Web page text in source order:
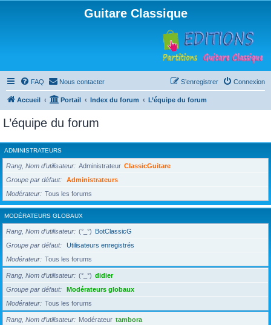
Guitare Classique
FAQ Nous contacter Connexion
S’enregistrer
Accueil Portail Index du forum L’équipe du forum
L’équipe du forum
ADMINISTRATEURS
Rang, Nom d’utilisateur Administrateur ClassicGuitare
Groupe par défaut
Administrateurs
Modérateur
Tous les forums
MODÉRATEURS GLOBAUX
Rang, Nom d’utilisateur (°_°) BotClassicG
Groupe par défaut
Utilisateurs enregistrés
Modérateur
Tous les forums
Rang, Nom d’utilisateur (°_°) didier
Groupe par défaut
Modérateurs globaux
Modérateur
Tous les forums
Rang, Nom d’utilisateur Modérateur tambora